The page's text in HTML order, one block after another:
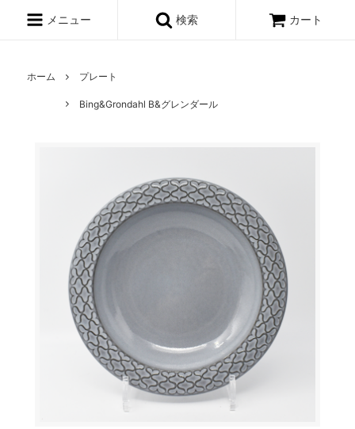
メニュー 検索 カート
ホーム プレート
Bing&Grondahl B&グレンダール